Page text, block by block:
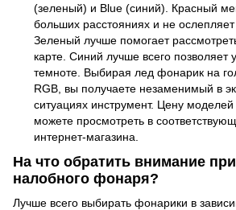
(зеленый) и Blue (синий). Красный
больших расстояниях и не
Зеленый лучше помогает
карте. Синий лучше всего позволяет
темноте. Выбирая лед фонарик на
RGB, вы получаете незаменимый в
ситуациях инструмент. Цену
можете просмотреть в
интернет-магазина.
На что обратить внимание
налобного фонаря?
Лучше всего выбирать фонарики в